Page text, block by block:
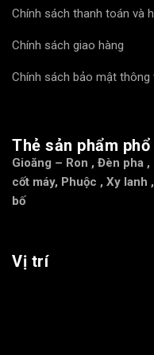
Chính sách thanh toán và
Chính sách giao hàng
Chính sách bảo mật thông
Thẻ sản phẩm phổ
Gioăng – Ron , Đèn pha ,
cốt máy, Phuộc , Xy lanh ,
bố
Vị trí